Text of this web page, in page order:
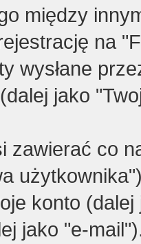
między
na
wysłane
jako
zawierać co
konto
jako "e-